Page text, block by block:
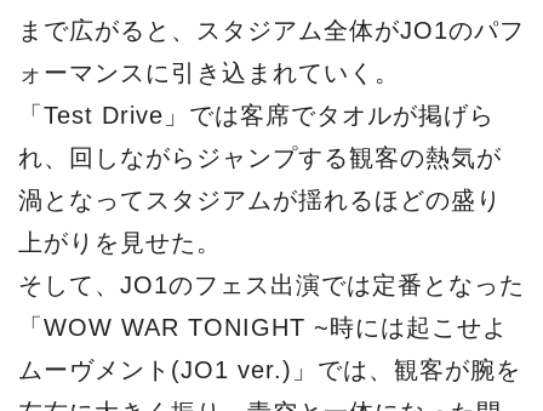
まで広がると、スタジアム全体がJO1のパフ
ォーマンスに引き込まれていく。
「Test Drive」では客席でタオルが掲げら
れ、回しながらジャンプする観客の熱気が
渦となってスタジアムが揺れるほどの盛り
上がりを見せた。
そして、JO1のフェス出演では定番となった
「WOW WAR TONIGHT ~時には起こせよ
ムーヴメント(JO1 ver.)」では、観客が腕を